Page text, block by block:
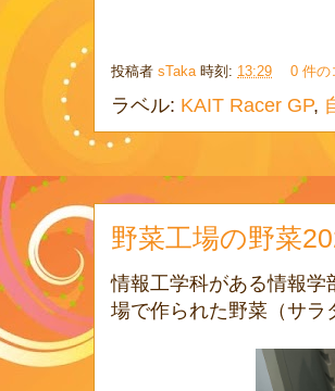
投稿者 sTaka 時刻: 13:29 0 件の
ラベル: KAIT Racer GP,
野菜工場の野菜
情報工学科がある情報学
場で作られた野菜（サラ